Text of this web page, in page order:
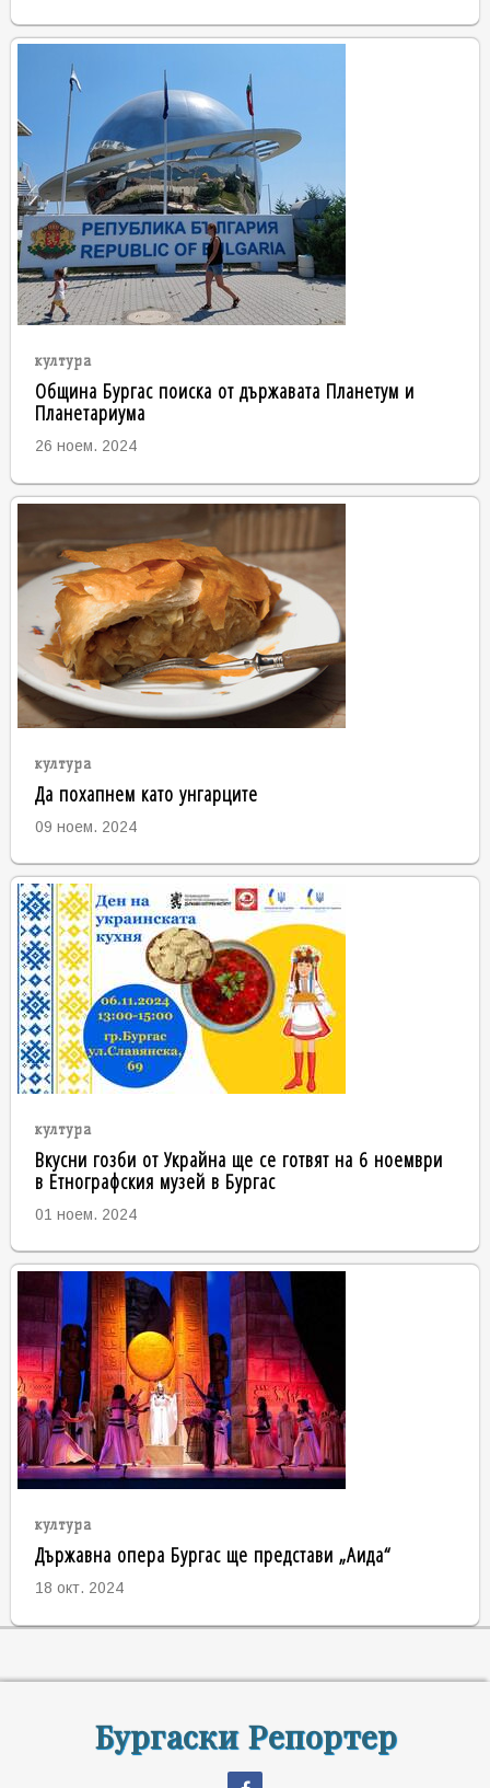
култура
Община Бургас поиска от държавата Планетум и
Планетариума
26 ноем. 2024
култура
Да похапнем като унгарците
09 ноем. 2024
култура
Вкусни гозби от Украйна ще се готвят на 6 ноември
в Етнографския музей в Бургас
01 ноем. 2024
култура
Държавна опера Бургас ще представи „Аида“
18 окт. 2024
Бургаски Репортер